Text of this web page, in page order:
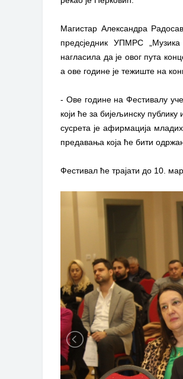
Магистар Александра
предсједник УПМРС
нагласила да је овог пута
а ове године је тежиште на
- Ове године на Фестивалу
који ће за бијељинску
сусрета је афирмација
предавања која ће бити
Фестивал ће трајати до 10.